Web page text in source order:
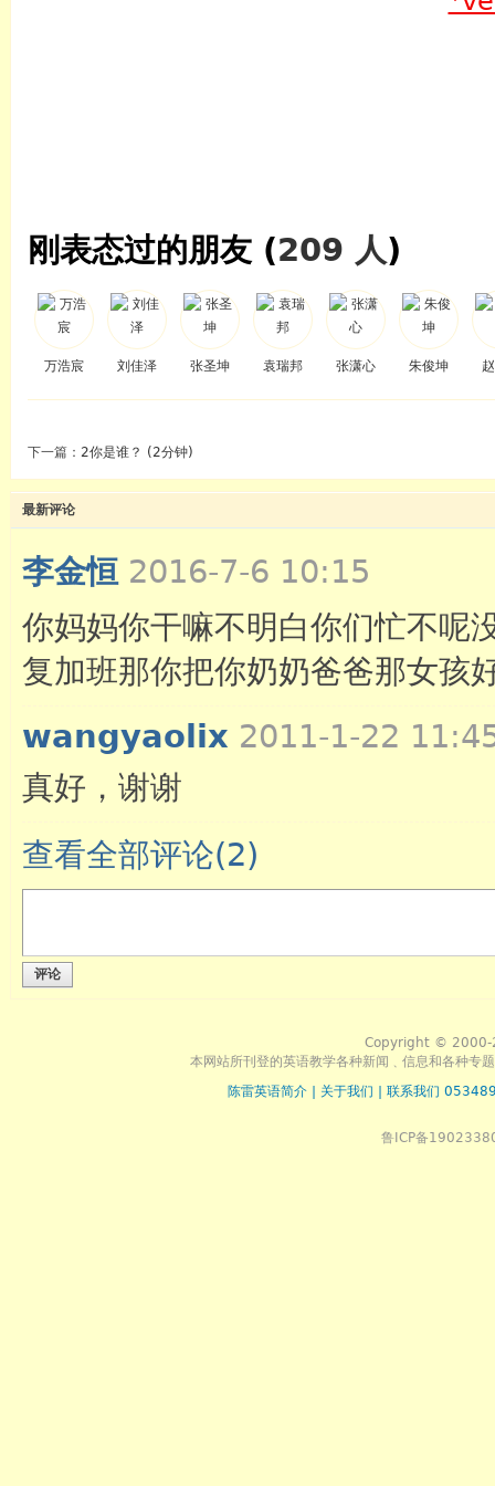
刚表态过的朋友 (209 人)
万浩宸 刘佳泽 张圣坤 袁瑞邦 张潇心 朱俊坤
下一篇： 2你是谁？ (2分钟)
最新评论
李金恒 2016-7-6 10:15
你妈妈你干嘛不明白你们忙不呢
复加班那你把你奶奶爸爸那女孩
wangyaolix 2011-1-22
真好，谢谢
查看全部评论(2)
评论
Copyright © 2000-
本网站所刊登的英语教学各种新闻﹑信息和各种专
陈雷英语简介
关于我们 联系我们
鲁ICP备